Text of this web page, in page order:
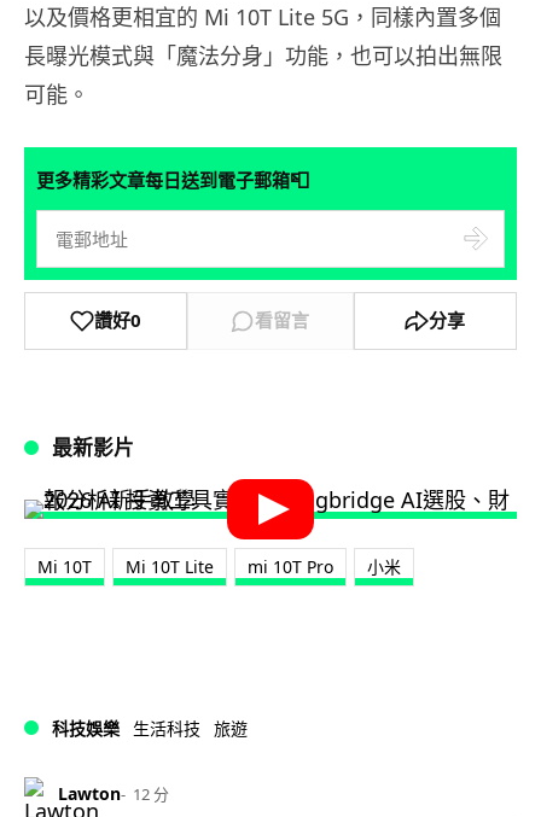
以及價格更相宜的 Mi 10T Lite 5G，同樣內置多個
長曝光模式與「魔法分身」功能，也可以拍出無限
可能。
更多精彩文章每日送到電子郵箱📮
讚好0 看留言 分享
最新影片
Mi 10T Mi 10T Lite mi 10T Pro 小米
科技娛樂 生活科技 旅遊
Lawton 12 分